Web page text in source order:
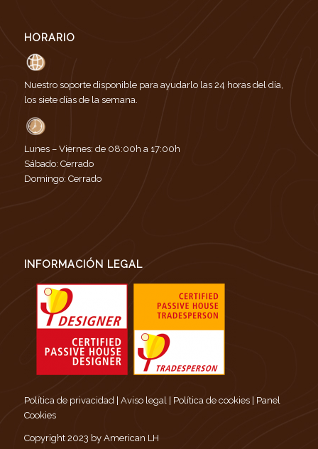
HORARIO
Nuestro soporte disponible para ayudarlo las 24 horas del día,
los siete días de la semana.
Lunes – Viernes: de 08:00h a 17:00h
Sábado: Cerrado
Domingo: Cerrado
INFORMACIÓN LEGAL
Política de privacidad| Aviso legal| Política de cookies
Panel
Cookies
Copyright 2023 by American LH